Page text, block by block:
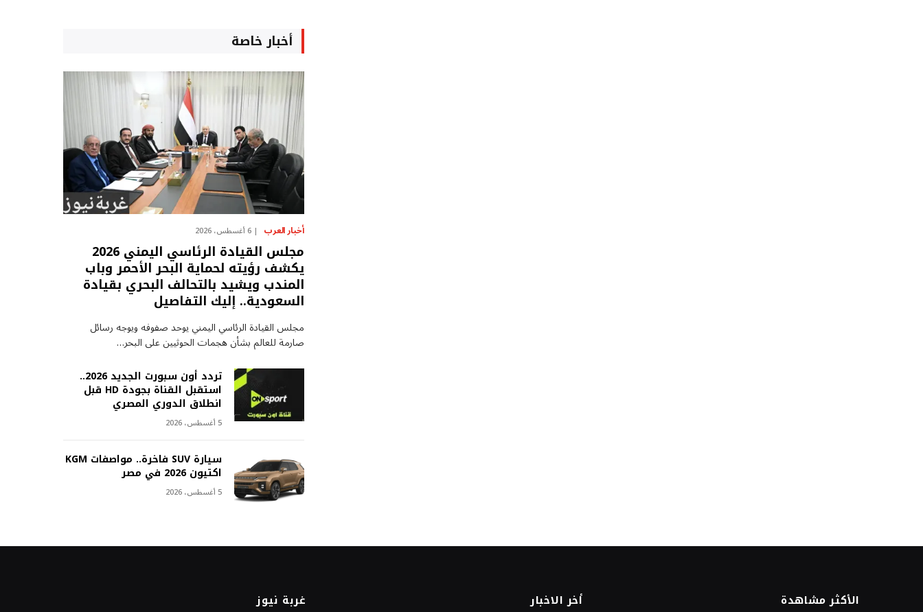
أخبار خاصة
أخبار العرب 6 أغسطس، 2026
مجلس القيادة الرئاسي اليمني 2026
يكشف رؤيته لحماية البحر الأحمر وباب
المندب ويشيد بالتحالف البحري بقيادة
السعودية.. إليك التفاصيل
مجلس القيادة الرئاسي اليمني يوحد صفوفه ويوجه رسائل
صارمة للعالم بشأن هجمات الحوثيين على البحر…
تردد أون سبورت الجديد 2026..
استقبل القناة بجودة HD قبل
انطلاق الدوري المصري
5 أغسطس، 2026
سيارة SUV فاخرة.. مواصفات KGM
اكتيون 2026 في مصر
5 أغسطس، 2026
الأكثر مشاهدة أخر الاخبار غربة نيوز